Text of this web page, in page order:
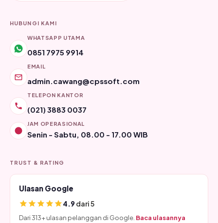
HUBUNGI KAMI
WHATSAPP UTAMA
0851 7975 9914
EMAIL
admin.cawang@cpssoft.com
TELEPON KANTOR
(021) 3883 0037
JAM OPERASIONAL
Senin - Sabtu, 08.00 - 17.00 WIB
TRUST & RATING
Ulasan Google
4.9dari 5
Dari 313+ ulasan pelanggan di Google. Baca ulasannya